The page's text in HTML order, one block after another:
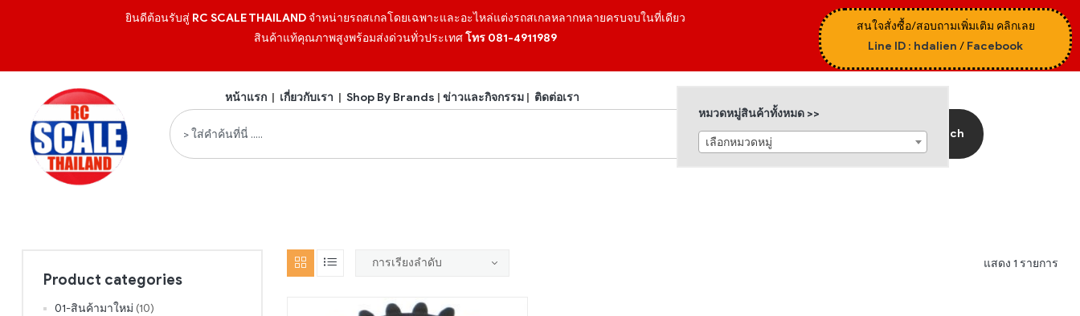
ยินดีต้อนรับสู่ RC SCALE THAILANDจำหน่ายรถสเกลโดยเฉพาะและอะไหล่แต่งรถสเกลหลากหลายครบจบในที่เดียว
สินค้าแท้คุณภาพสูงพร้อมส่งด่วนทั่วประเทศโทร 081-4911989
สนใจสั่งซื้อ/สอบถามเพิ่มเติม คลิกเลย
Line ID : hdalien / Facebook
หน้าแรก| เกี่ยวกับเรา | Shop By Brands | ข่าวและกิจกรรม| ติดต่อเรา
Search
หมวดหมู่สินค้าทั้งหมด >>
เลือกหมวดหมู่
แสดง 1 รายการ
Product categories
01-สินค้ามาใหม่ (10)